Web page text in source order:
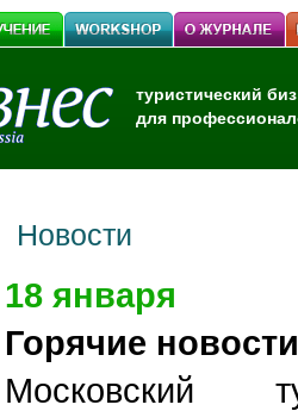
туристический
для
Новости
18 января
Горячие новости
Московский